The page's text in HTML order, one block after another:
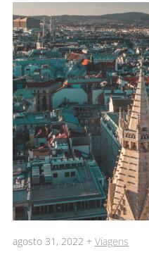
agosto 31, 2022 + Viagens